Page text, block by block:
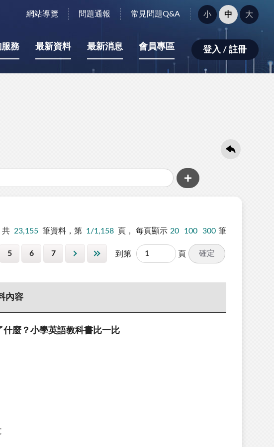
網站導覽 問題通報 常見問題Q&A
字
型
小：
小 中 大
務 最新資料 最新消息 會員專區 登入 / 註冊
共 23,155 筆資料，第 1/1,158 頁， 每頁顯示 20 100 300 筆
5 6 7 到第 頁 確定
內容
什麼？小學英語教科書比一比